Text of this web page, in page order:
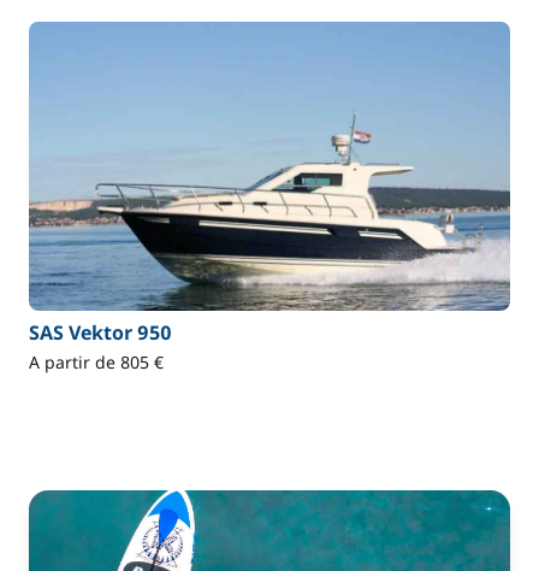
SAS Vektor 950
A partir de 805 €